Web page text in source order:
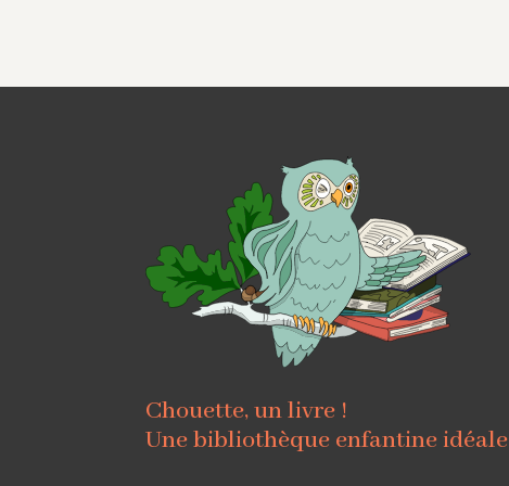
Chouette, un livre !
Une bibliothèque enfantine idéale